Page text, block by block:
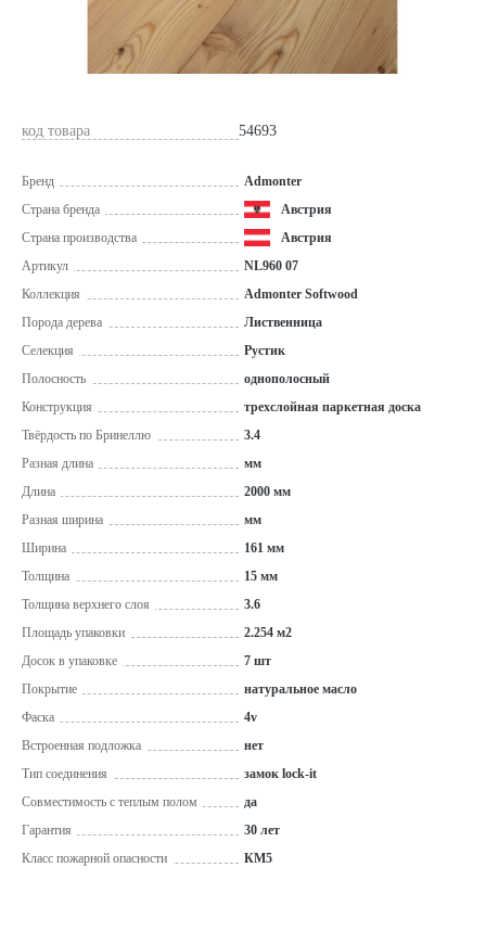
код товара 54693
Бренд
Admonter
Страна бренда
Австрия
Страна производства
Австрия
Артикул
NL960 07
Коллекция
Admonter Softwood
Порода дерева
Лиственница
Селекция
Рустик
Полосность
однополосный
Конструкция
трехслойная паркетная доска
Твёрдость по Бринеллю
3.4
Разная длина
мм
Длина
2000 мм
Разная ширина
мм
Ширина
161 мм
Толщина
15 мм
Толщина верхнего слоя
3.6
Площадь упаковки
2.254 м2
Досок в упаковке
7 шт
Покрытие
натуральное масло
Фаска
4v
Встроенная подложка
нет
Тип соединения
замок lock-it
Совместимость с теплым полом
да
Гарантия
30 лет
Класс пожарной опасности
КМ5